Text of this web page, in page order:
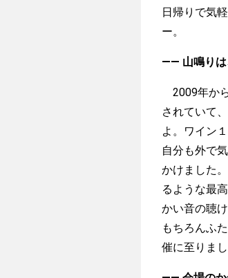
日帰りで気
ー。
—— 山鳴りは
2009年か
されていて
よ。ワイン
自分も外で
かけました
るような最
かい音の聴
もちろんふ
催に至りまし